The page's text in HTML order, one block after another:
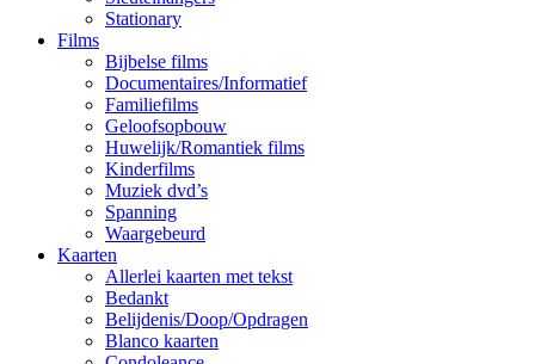
Stationary
Films
Bijbelse films
Documentaires/Informatief
Familiefilms
Geloofsopbouw
Huwelijk/Romantiek films
Kinderfilms
Muziek dvd’s
Spanning
Waargebeurd
Kaarten
Allerlei kaarten met tekst
Bedankt
Belijdenis/Doop/Opdragen
Blanco kaarten